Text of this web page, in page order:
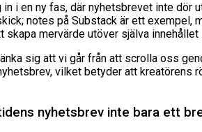
in i en ny fas, där nyhetsbrevet inte dör
notes på Substack är ett exempel,
skapa mervärde utöver själva
sig att vi går från att scrolla oss
vilket betyder att kreatörens
nyhetsbrev inte bara ett